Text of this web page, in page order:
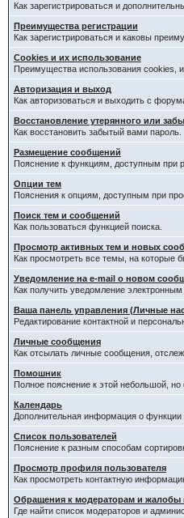
Как зарегистрироваться и
Преимущества регистрации
Как зарегистрироваться и каковы
Cookies и их использование
Преимущества использования cookies,
Авторизация и выход
Как авторизоваться и выходить с
Восстановление утерянного или
Как восстановить забытый вами пароль.
Размещение сообщений
Пояснение к функциям, доступным при
Опции тем
Пояснения к опциям, доступным при
Поиск тем и сообщений
Как пользоваться функцией поиска.
Просмотр активных тем и новых
Как просмотреть все темы, на которые
Уведомление на е-mail о новом
Как получить уведомление
Ваша панель управления (Личные
Редактирование контактной и
Личные сообщения
Как отсылать личные сообщения,
Помошник
Полное пояснение к этой небольшой,
Календарь
Дополнительная информация о функции
Список пользователей
Пояснение к разным способам
Просмотр профиля пользователя
Как просмотреть контактную
Обращения к модераторам и жалобы
Где найти список модераторов и